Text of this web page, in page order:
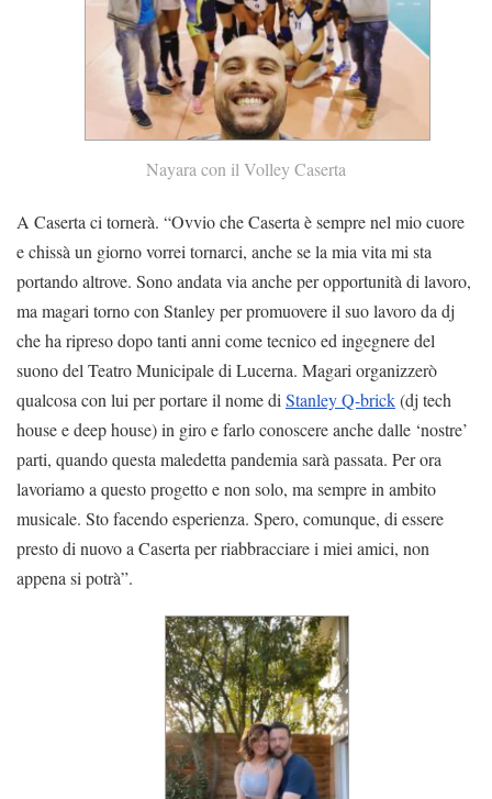
Nayara con il Volley Caserta
A Caserta ci tornerà. “Ovvio che Caserta è sempre nel mio cuore
e chissà un giorno vorrei tornarci, anche se la mia vita mi sta
portando altrove. Sono andata via anche per opportunità di lavoro,
ma magari torno con Stanley per promuovere il suo lavoro da dj
che ha ripreso dopo tanti anni come tecnico ed ingegnere del
suono del Teatro Municipale di Lucerna. Magari organizzerò
qualcosa con lui per portare il nome di Stanley Q-brick(dj tech
house e deep house) in giro e farlo conoscere anche dalle ‘nostre’
parti, quando questa maledetta pandemia sarà passata. Per ora
lavoriamo a questo progetto e non solo, ma sempre in ambito
musicale. Sto facendo esperienza. Spero, comunque, di essere
presto di nuovo a Caserta per riabbracciare i miei amici, non
appena si potrà”.